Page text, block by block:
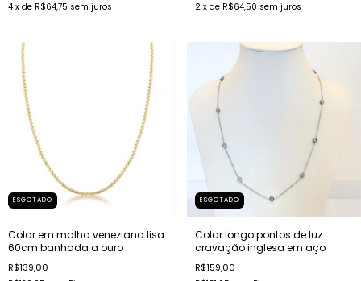
4 x de R$64,75 sem juros
2 x de R$64,50 sem juros
ESGOTADO
Colar em malha veneziana lisa
60cm banhada a ouro
R$139,00
ESGOTADO
Colar longo pontos de luz
cravação inglesa em aço
R$159,00